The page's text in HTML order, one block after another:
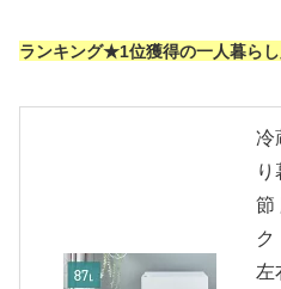
ランキング★1位獲得の一人暮ら
冷
節
ク
左